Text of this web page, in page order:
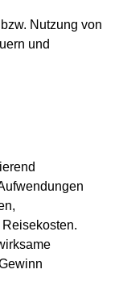
Nutzung von
und